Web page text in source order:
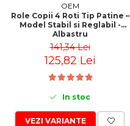
OEM
Role Copii 4 Roti Tip Patine –
Model Stabil si Reglabil -
Albastru
141,34 Lei
125,82 Lei
In stoc
VEZI VARIANTE